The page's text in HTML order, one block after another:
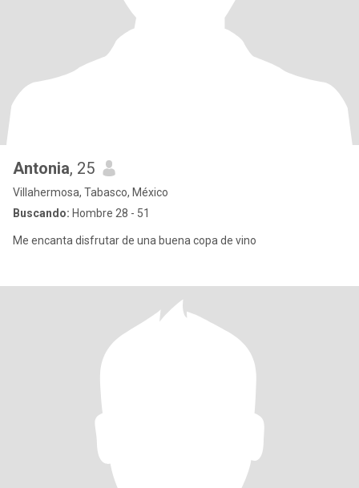
Antonia, 25
Villahermosa, Tabasco, México
Buscando: Hombre 28 - 51
Me encanta disfrutar de una buena copa de vino